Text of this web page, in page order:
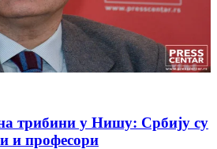
трибини у Нишу: Србију су
и професори